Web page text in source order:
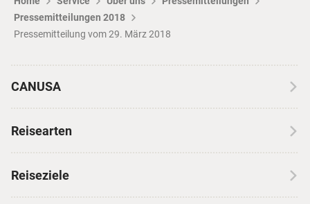
Pressemitteilungen 2018
Pressemitteilung vom 29. März 2018
CANUSA
Erfahrungen mit CANUSA
Reisearten
Reiseziele